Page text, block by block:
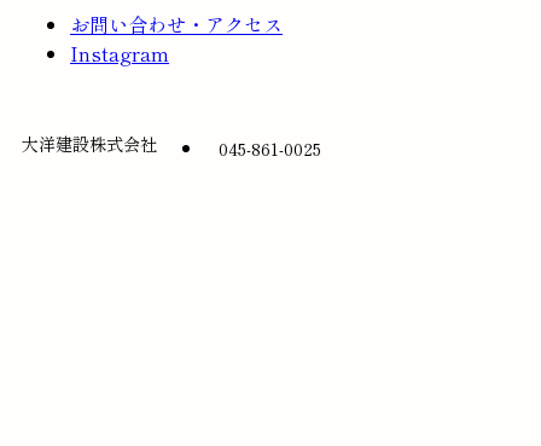
お問い合わせ・アクセス
Instagram
大洋建設株式会社 045-861-0025